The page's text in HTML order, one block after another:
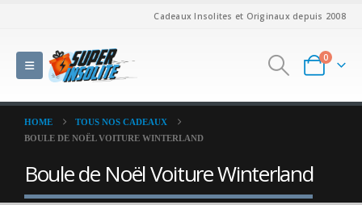
Cadeaux Insolites et Originaux depuis 2008
0
HOME
TOUS NOS CADEAUX
BOULE DE NOËL VOITURE WINTERLAND
Boule de Noël Voiture Winterland